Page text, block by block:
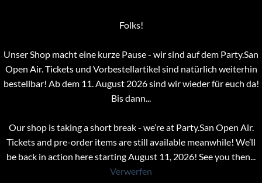
Folks!
Unser Shop macht eine kurze Pause - wir sind auf dem Party.San
Open Air. Tickets und Vorbestellartikel sind natürlich weiterhin
bestellbar! Ab dem 11. August 2026 sind wir wieder für euch da!
Bis dann...
Our shop is taking a short break - we’re at Party.San Open Air.
Tickets and pre-order items are still available meanwhile! We’ll
be back in action here starting August 11, 2026! See you then...
Verwerfen